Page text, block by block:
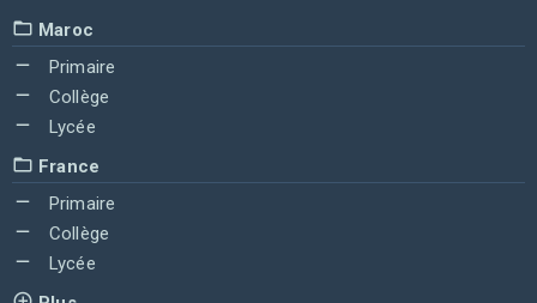
Maroc
Primaire
Collège
Lycée
France
Primaire
Collège
Lycée